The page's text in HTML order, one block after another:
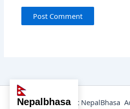
@2025 Copyright NepalBhasa
nepalbhasa